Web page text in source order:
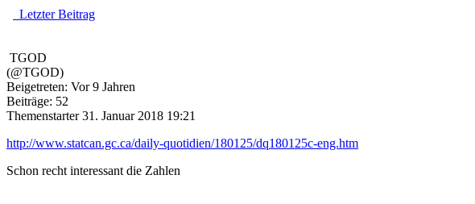
Letzter Beitrag
TGOD
(@TGOD)
Beigetreten: Vor 9 Jahren
Beiträge: 52
Themenstarter 31. Januar 2018 19:21
http://www.statcan.gc.ca/daily-quotidien/180125/dq180125c-eng.htm
Schon recht interessant die Zahlen